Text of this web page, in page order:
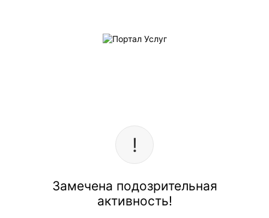
Замечена подозрительная
активность!